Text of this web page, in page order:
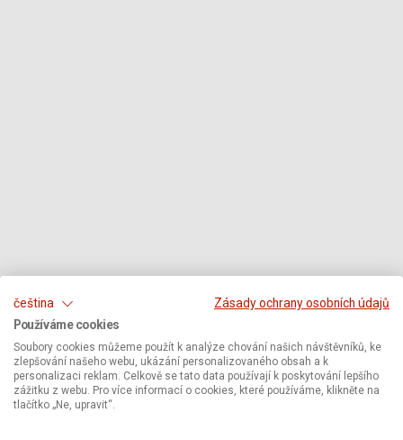
čeština
Zásady ochrany osobních údajů
Používáme cookies
Soubory cookies můžeme použít k analýze chování našich návštěvníků, ke
zlepšování našeho webu, ukázání personalizovaného obsah a k
personalizaci reklam. Celkově se tato data používají k poskytování lepšího
zážitku z webu. Pro více informací o cookies, které používáme, klikněte na
tlačítko „Ne, upravit“.